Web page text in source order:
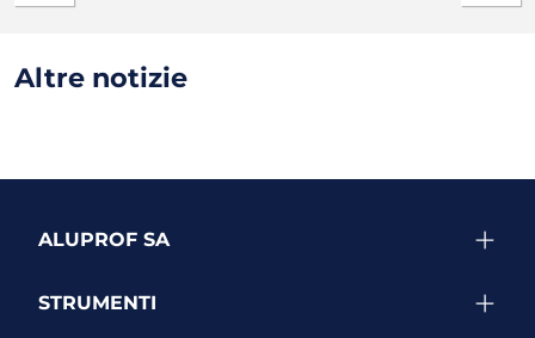
Altre notizie
ALUPROF SA
STRUMENTI